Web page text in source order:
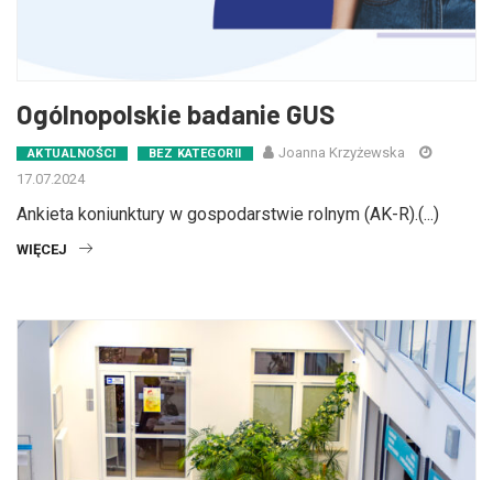
Ogólnopolskie badanie GUS
AKTUALNOŚCI BEZ KATEGORII
Joanna Krzyżewska
17.07.2024
Ankieta koniunktury w gospodarstwie rolnym (AK-R).(...)
WIĘCEJ